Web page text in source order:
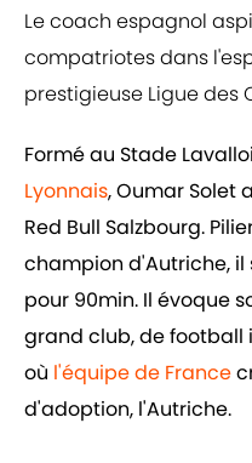
Le coach espagnol
compatriotes dans
prestigieuse Ligue des
Formé au Stade
Lyonnais, Oumar Solet
Red Bull Salzbourg.
champion d'Autriche, il
pour 90min. Il évoque
grand club, de football
où l'équipe de France
d'adoption, l'Autriche.